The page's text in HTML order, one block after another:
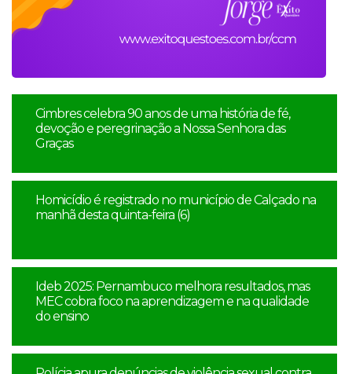
Cimbres celebra 90 anos de uma história de fé,
devoção e peregrinação a Nossa Senhora das
Graças
Homicídio é registrado no município de Calçado na
manhã desta quinta-feira (6)
Ideb 2025: Pernambuco melhora resultados, mas
MEC cobra foco na aprendizagem e na qualidade
do ensino